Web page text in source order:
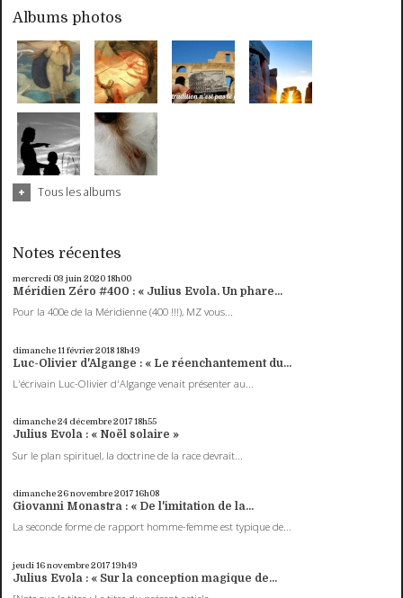
Albums photos
Tous les albums
Notes récentes
mercredi 03 juin 202018h00
Méridien Zéro #400 : « Julius Evola. Un phare...
Pour la 400e de la Méridienne (400 !!!), MZ vous...
dimanche 11 février 201818h49
Luc-Olivier d'Algange : « Le réenchantement du...
L'écrivain Luc-Olivier d'Algange venait présenter au...
dimanche 24 décembre 201718h55
Julius Evola : « Noël solaire »
Sur le plan spirituel, la doctrine de la race devrait...
dimanche 26novembre 201716h08
Giovanni Monastra : « De l'imitation de la...
La seconde forme de rapport homme-femme est typique de...
jeudi 16novembre 201719h49
Julius Evola : « Sur la conception magique de...